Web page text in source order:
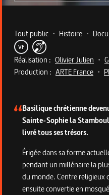
Metadata du
Tout public • Histoire •
VF
Réalisation : Olivier Julien •
Production : ARTE France •
Basilique chrétienne
Sainte-Sophie la
livré tous ses trésors.
Érigée dans sa forme
pendant un millénaire la
du monde. Centre religieux
ensuite convertie en